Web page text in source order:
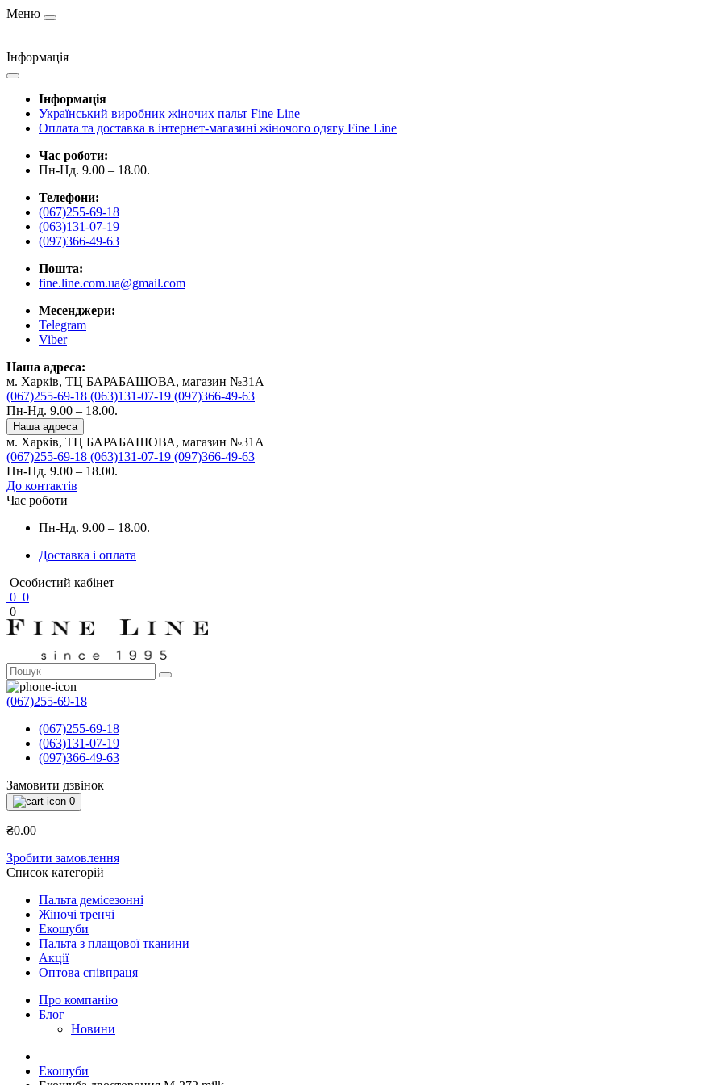
Меню
Інформація
Інформація
Український виробник жіночих пальт Fine Line
Оплата та доставка в інтернет-магазині жіночого одягу Fine Line
Час роботи:
Пн-Нд. 9.00 – 18.00.
Телефони:
(067)255-69-18
(063)131-07-19
(097)366-49-63
Пошта:
fine.line.com.ua@gmail.com
Месенджери:
Telegram
Viber
Наша адреса:
м. Харків, ТЦ БАРАБАШОВА, магазин №31A
(067)255-69-18 (063)131-07-19 (097)366-49-63
Пн-Нд. 9.00 – 18.00.
Наша адреса
м. Харків, ТЦ БАРАБАШОВА, магазин №31A
(067)255-69-18 (063)131-07-19 (097)366-49-63
Пн-Нд. 9.00 – 18.00.
До контактів
Час роботи
Пн-Нд. 9.00 – 18.00.
Доставка і оплата
Особистий кабінет
0 0
0
(067)255-69-18
(067)255-69-18
(063)131-07-19
(097)366-49-63
Замовити дзвінок
0
₴0.00
Зробити замовлення
Список категорій
Пальта демісезонні
Жіночі тренчі
Екошуби
Пальта з плащової тканини
Акції
Оптова співпраця
Про компанію
Блог
Новини
Екошуби